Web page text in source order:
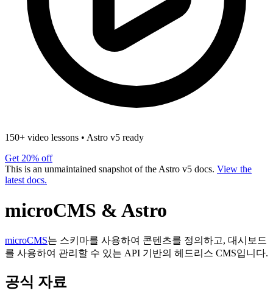
150+ video lessons • Astro v5 ready
Get 20% off
This is an unmaintained snapshot of the Astro v5 docs. View the
latest docs.
microCMS & Astro
microCMS는 스키마를 사용하여 콘텐츠를 정의하고, 대시보드
를 사용하여 관리할 수 있는 API 기반의 헤드리스 CMS입니다.
공식 자료